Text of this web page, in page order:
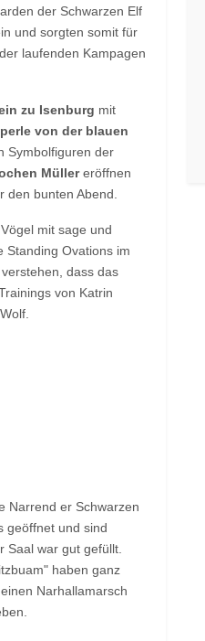
der Schwarzen Elf
und sorgten somit für
laufenden Kampagen
zu Isenburg mit
von der blauen
Symbolfiguren der
Müllereröffnen
bunten Abend.
mit sage und
Standing Ovations im
dass das
von Katrin
Narrend er Schwarzen
geöffnet und sind
Saal war gut gefüllt.
haben ganz
Narhallamarsch